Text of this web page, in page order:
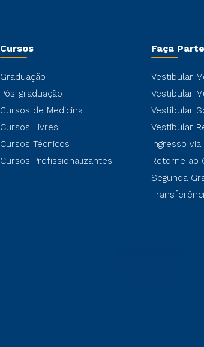
Cursos
Graduação
Pós-graduação
Cursos de Medicina
Cursos Livres
Cursos Técnicos
Cursos Profissionalizantes
Faça Parte
Vestibular
Vestibular
Vestibular
Vestibular
Ingresso
Retorne ao
Segunda